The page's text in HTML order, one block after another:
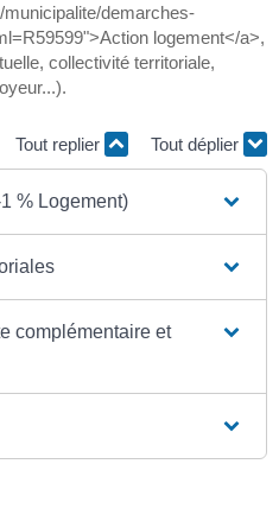
municipalite/demarches-
logement</a>,
collectivité territoriale,
Tout replier Tout déplier
% Logement)
complémentaire et